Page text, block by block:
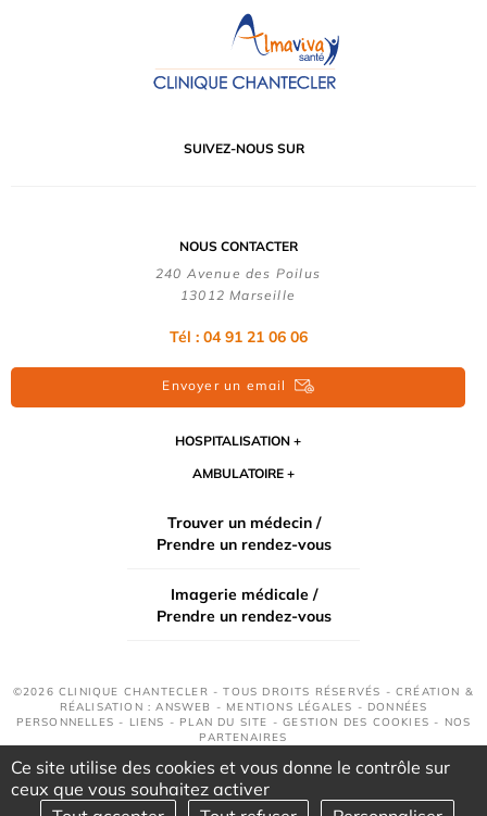
SUIVEZ-NOUS SUR
NOUS CONTACTER
240 Avenue des Poilus
13012 Marseille
Tél : 04 91 21 06 06
Envoyer un email
HOSPITALISATION
AMBULATOIRE
Trouver un médecin /
Prendre un rendez-vous
Imagerie médicale /
Prendre un rendez-vous
©2026 CLINIQUE CHANTECLER - TOUS DROITS RÉSERVÉS - CRÉATION &
RÉALISATION : ANSWEB - MENTIONS LÉGALES - DONNÉES
PERSONNELLES - LIENS - PLAN DU SITE -GESTION DES COOKIES - NOS
PARTENAIRES
Ce site utilise des cookies et vous donne le contrôle sur
ceux que vous souhaitez activer